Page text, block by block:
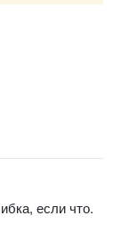
если что.